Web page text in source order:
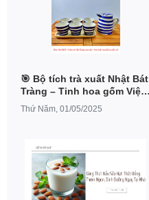
🎯 Bộ tích trà xuất Nhật Bát
Tràng – Tinh hoa gốm Việt,
ưu đãi giảm giá 20%
Thứ Năm, 01/05/2025